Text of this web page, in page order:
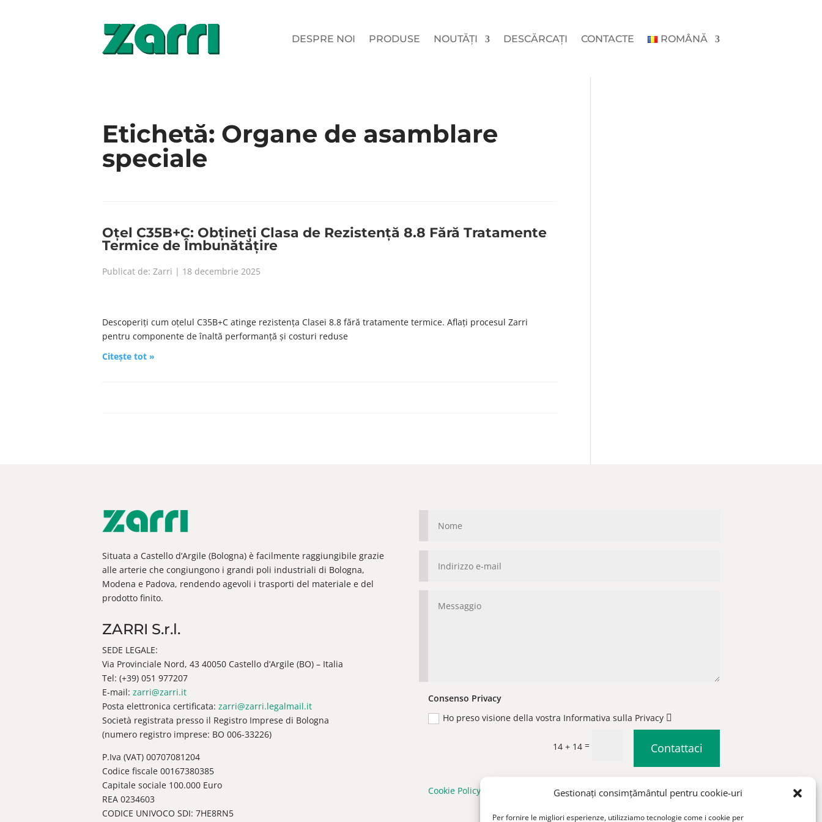
Gestionați consimțământul pentru cookie-uri
Per fornire le migliori esperienze, utilizziamo tecnologie come i cookie per
DESPRE NOI PRODUSE NOUTĂȚI DESCĂRCAȚI CONTACTE ROMÂNĂ
Etichetă: Organe de asamblare
speciale
Oțel C35B+C: Obțineți Clasa de Rezistență 8.8 Fără Tratamente
Termice de Îmbunătățire
Publicat de: Zarri | 18 decembrie 2025
Descoperiți cum oțelul C35B+C atinge rezistența Clasei 8.8 fără tratamente termice. Aflați procesul Zarri
pentru componente de înaltă performanță și costuri reduse
Citește tot »
Situata a Castello d’Argile (Bologna) è facilmente raggiungibile grazie
alle arterie che congiungono i grandi poli industriali di Bologna,
Modena e Padova, rendendo agevoli i trasporti del materiale e del
prodotto finito.
ZARRI S.r.l.
SEDE LEGALE:
Via Provinciale Nord, 43 40050 Castello d’Argile (BO) – Italia
Tel: (+39) 051 977207
E-mail: zarri@zarri.it
Posta elettronica certificata: zarri@zarri.legalmail.it
Società registrata presso il Registro Imprese di Bologna
(numero registro imprese: BO 006-33226)
P.Iva (VAT) 00707081204
Codice fiscale 00167380385
Capitale sociale 100.000 Euro
REA 0234603
CODICE UNIVOCO SDI: 7HE8RN5
Consenso Privacy
Ho preso visione della vostra Informativa sulla Privacy
14 + 14 = Contattaci
Cookie Policy |Condizioni generali di vendita